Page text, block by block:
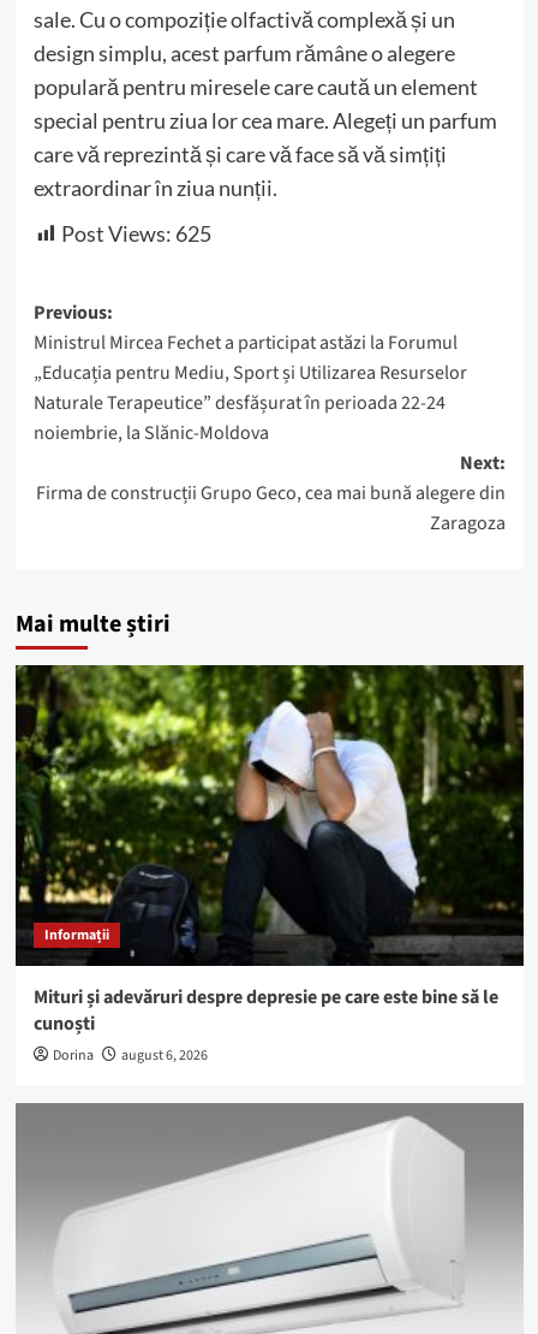
sale. Cu o compoziție olfactivă complexă și un
design simplu, acest parfum rămâne o alegere
populară pentru miresele care caută un element
special pentru ziua lor cea mare. Alegeți un parfum
care vă reprezintă și care vă face să vă simțiți
extraordinar în ziua nunții.
Post Views: 625
Post
navigation
Previous:
Ministrul Mircea Fechet a participat astăzi la Forumul
„Educația pentru Mediu, Sport și Utilizarea Resurselor
Naturale Terapeutice” desfășurat în perioada 22-24
noiembrie, la Slănic-Moldova
Next:
Firma de construcții Grupo Geco, cea mai bună alegere din
Zaragoza
Mai multe știri
Informații
Mituri și adevăruri despre depresie pe care este bine să le
cunoști
Dorina august 6, 2026